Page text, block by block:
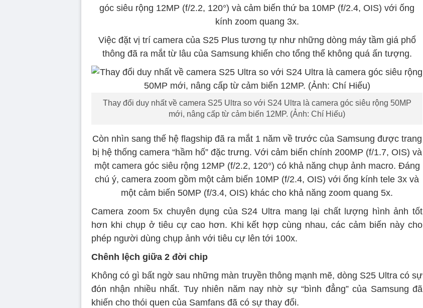
góc siêu rộng 12MP (f/2.2, 120°) và cảm biến thứ ba 10MP (f/2.4, OIS) với ống
kính zoom quang 3x.
Việc đặt vị trí camera của S25 Plus tương tự như những dòng máy tầm giá phổ
thông đã ra mắt từ lâu của Samsung khiến cho tổng thể không quá ấn tượng.
Thay đổi duy nhất về camera S25 Ultra so với S24 Ultra là camera góc siêu rộng 50MP
mới, nâng cấp từ cảm biến 12MP. (Ảnh: Chí Hiếu)
Còn nhìn sang thế hệ flagship đã ra mắt 1 năm về trước của Samsung được trang
bị hệ thống camera “hầm hố” đặc trưng. Với cảm biến chính 200MP (f/1.7, OIS) và
một camera góc siêu rộng 12MP (f/2.2, 120°) có khả năng chụp ảnh macro. Đáng
chú ý, camera zoom gồm một cảm biến 10MP (f/2.4, OIS) với ống kính tele 3x và
một cảm biến 50MP (f/3.4, OIS) khác cho khả năng zoom quang 5x.
Camera zoom 5x chuyên dụng của S24 Ultra mang lại chất lượng hình ảnh tốt
hơn khi chụp ở tiêu cự cao hơn. Khi kết hợp cùng nhau, các cảm biến này cho
phép người dùng chụp ảnh với tiêu cự lên tới 100x.
Chênh lệch giữa 2 đời chip
Không có gì bất ngờ sau những màn truyền thông mạnh mẽ, dòng S25 Ultra có sự
đón nhận nhiều nhất. Tuy nhiên năm nay nhờ sự “bình đẳng” của Samsung đã
khiến cho thói quen của Samfans đã có sự thay đổi.